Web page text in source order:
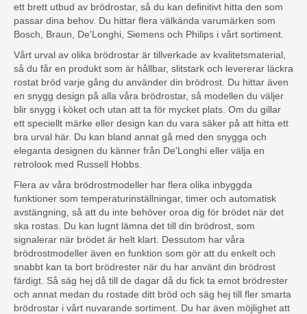
ett brett utbud av brödrostar, så du kan definitivt hitta den som
passar dina behov. Du hittar flera välkända varumärken som
Bosch, Braun, De'Longhi, Siemens och Philips i vårt sortiment.
Vårt urval av olika brödrostar är tillverkade av kvalitetsmaterial,
så du får en produkt som är hållbar, slitstark och levererar läckra
rostat bröd varje gång du använder din brödrost. Du hittar även
en snygg design på alla våra brödrostar, så modellen du väljer
blir snygg i köket och utan att ta för mycket plats. Om du gillar
ett speciellt märke eller design kan du vara säker på att hitta ett
bra urval här. Du kan bland annat gå med den snygga och
eleganta designen du känner från De'Longhi eller välja en
retrolook med Russell Hobbs.
Flera av våra brödrostmodeller har flera olika inbyggda
funktioner som temperaturinställningar, timer och automatisk
avstängning, så att du inte behöver oroa dig för brödet när det
ska rostas. Du kan lugnt lämna det till din brödrost, som
signalerar när brödet är helt klart. Dessutom har våra
brödrostmodeller även en funktion som gör att du enkelt och
snabbt kan ta bort brödrester när du har använt din brödrost
färdigt. Så säg hej då till de dagar då du fick ta emot brödrester
och annat medan du rostade ditt bröd och säg hej till fler smarta
brödrostar i vårt nuvarande sortiment. Du har även möjlighet att